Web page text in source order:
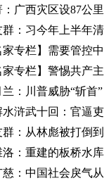
：广西灾区设87公
相 图
：习今年上半年
家专栏】需要管控
家专栏】警惕共产
：川普威胁“斩首
图
水浒武十回：官逼
图
群：从林彪被打倒
洛：重建的板桥水
图
慈：中国社会戾气